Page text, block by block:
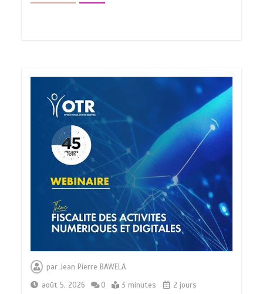
parJean Pierre BAWELA
août 5, 2026
0 3 minutes 2 jours